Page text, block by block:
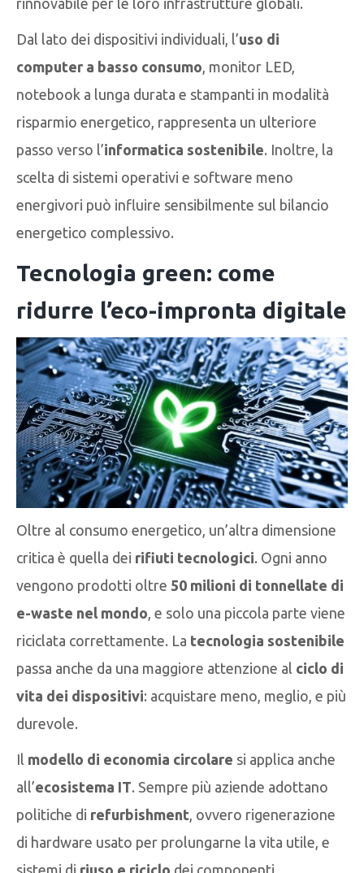
rinnovabile per le loro infrastrutture globali.
Dal lato dei dispositivi individuali, l’uso di
computer a basso consumo, monitor LED,
notebook a lunga durata e stampanti in modalità
risparmio energetico, rappresenta un ulteriore
passo verso l’informatica sostenibile. Inoltre, la
scelta di sistemi operativi e software meno
energivori può influire sensibilmente sul bilancio
energetico complessivo.
Tecnologia green: come
ridurre l’eco-impronta digitale
Oltre al consumo energetico, un’altra dimensione
critica è quella dei rifiuti tecnologici. Ogni anno
vengono prodotti oltre 50 milioni di tonnellate di
e-waste nel mondo, e solo una piccola parte viene
riciclata correttamente. La tecnologia sostenibile
passa anche da una maggiore attenzione al ciclo di
vita dei dispositivi: acquistare meno, meglio, e più
durevole.
Il modello di economia circolare si applica anche
all’ecosistema IT. Sempre più aziende adottano
politiche di refurbishment, ovvero rigenerazione
di hardware usato per prolungarne la vita utile, e